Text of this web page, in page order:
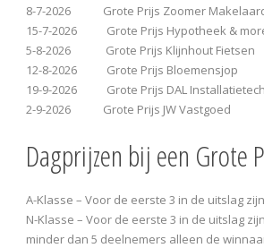
8-7-2026 Grote Prijs Zoomer
15-7-2026 Grote Prijs Hypotheek &
5-8-2026 Grote Prijs Klijnhout Fietsen
12-8-2026 Grote Prijs Bloemensjop
19-9-2026 Grote Prijs DAL
2-9-2026 Grote Prijs JW Vastgoed
Dagprijzen bij een Grote
A-Klasse – Voor de eerste 3 in de uitslag
N-Klasse – Voor de eerste 3 in de uitslag
minder dan 5 deelnemers alleen de